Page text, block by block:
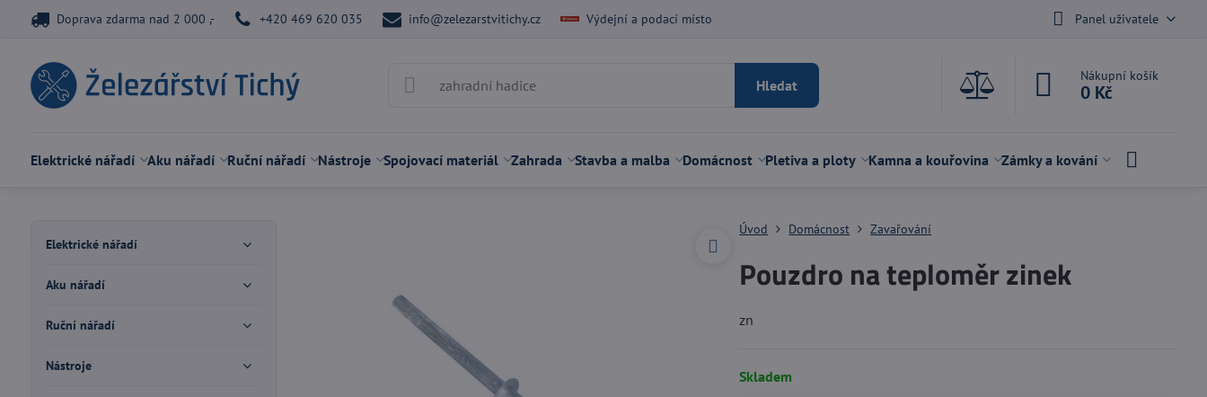
Doprava zdarma nad 2 000 ,- +420 469 620 035 info@zelezarstvitichy.cz Výdejní a podací místo Panel uživatele
Hledat
Nákupní košík
0 Kč
Elektrické nářadí Aku nářadí Ruční nářadí Nástroje Spojovací materiál Zahrada Stavba a malba Domácnost Pletiva a ploty Kamna a kouřovina Zámky a kování
Úvod Domácnost Zavařování
Pouzdro na teploměr zinek
zn
Skladem
Elektrické nářadí
Aku nářadí
Ruční nářadí
Nástroje